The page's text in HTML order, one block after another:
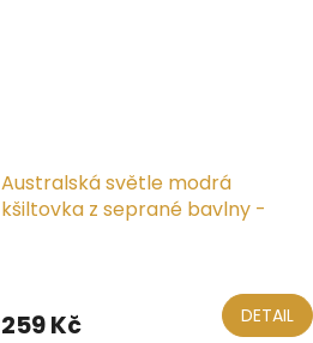
Australská světle modrá
kšiltovka z seprané bavlny -
259 Kč DETAIL